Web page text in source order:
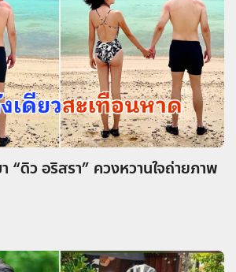
“ดิว อริสรา” ควงหวานใจถ่ายภาพ